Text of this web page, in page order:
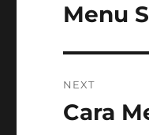
post:
Menu
NEXT
Next
Cara